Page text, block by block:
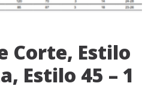
Corte, Estilo
Estilo 45 – 1